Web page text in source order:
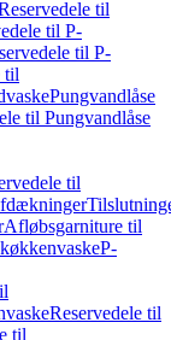
til
til P-
til P-
til
Pungvandlåse
til Pungvandlåse
til
Afløbsgarniture til
P-
Reservedele til
til